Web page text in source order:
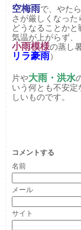
空梅雨で、やたら
さが厳しくなった
どうなることかと
気温が上がらず、
小雨模様の蒸し
リラ豪雨）
片や大雨・洪水
いう何とも不安
しいものです。
コメントする
名前
メール
サイト